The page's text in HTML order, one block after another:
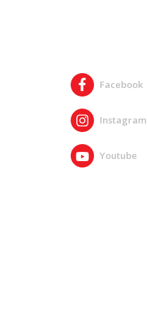
Facebook
Instagram
Youtube